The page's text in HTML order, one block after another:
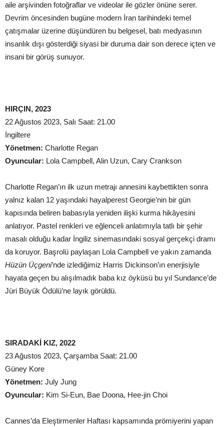
aile arşivinden fotoğraflar ve videolar ile gözler önüne serer.
Devrim öncesinden bugüne modern İran tarihindeki temel
çatışmalar üzerine düşündüren bu belgesel, batı medyasının
insanlık dışı gösterdiği siyasi bir duruma dair son derece içten ve
insani bir görüş sunuyor.
HIRÇIN, 2023
22 Ağustos 2023, Salı Saat: 21.00
İngiltere
Yönetmen: Charlotte Regan
Oyuncular: Lola Campbell, Alin Uzun, Cary Crankson
Charlotte Regan’ın ilk uzun metrajı annesini kaybettikten sonra
yalnız kalan 12 yaşındaki hayalperest Georgie’nin bir gün
kapısında beliren babasıyla yeniden ilişki kurma hikâyesini
anlatıyor. Pastel renkleri ve eğlenceli anlatımıyla tatlı bir şehir
masalı olduğu kadar İngiliz sinemasındaki sosyal gerçekçi dramı
da koruyor. Başrolü paylaşan Lola Campbell ve yakın zamanda
Hüzün Üçgeni’nde izlediğimiz Harris Dickinson’ın enerjisiyle
hayata geçen bu alışılmadık baba kız öyküsü bu yıl Sundance’de
Jüri Büyük Ödülü’ne layık görüldü.
SIRADAKİ KIZ, 2022
23 Ağustos 2023, Çarşamba Saat: 21.00
Güney Kore
Yönetmen: July Jung
Oyuncular: Kim Si-Eun, Bae Doona, Hee-jin Choi
Cannes’da Eleştirmenler Haftası kapsamında prömiyerini yapan